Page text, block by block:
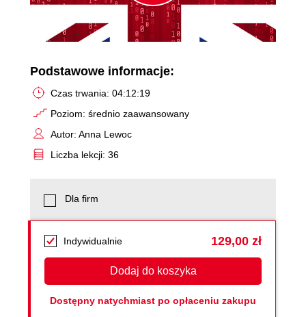
Video
Podstawowe informacje:
Czas trwania: 04:12:19
Poziom: średnio zaawansowany
Autor: Anna Lewoc
Liczba lekcji: 36
Dla firm
Indywidualnie 129,00 zł
Dodaj do koszyka
Dostępny natychmiast po opłaceniu zakupu